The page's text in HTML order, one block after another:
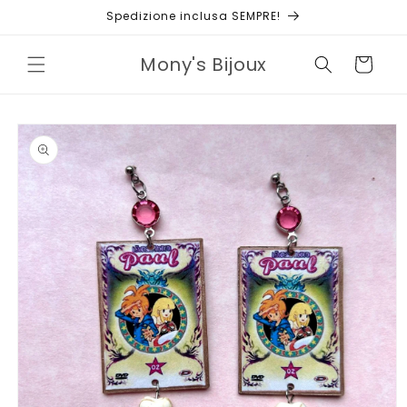
Spedizione inclusa SEMPRE!
Mony's Bijoux Carrello
Passa alle
informazioni
sul prodotto